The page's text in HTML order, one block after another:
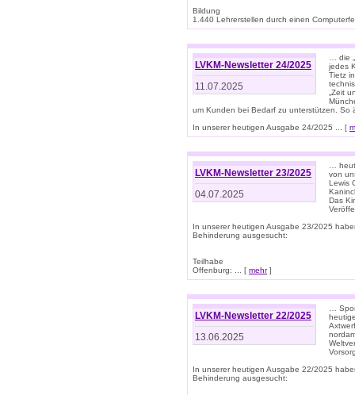
Bildung
1.440 Lehrerstellen durch einen
LVKM-Newsletter 24/2025
11.07.2025
… die
jedes
Tietz
„Zeit
um Kunden bei Bedarf zu unterstützen.
In unserer heutigen Ausgabe 24/2025 ... [
LVKM-Newsletter 23/2025
04.07.2025
…
von
Lewis
Das
In unserer heutigen Ausgabe 23/2025
Behinderung ausgesucht:
Teilhabe
Offenburg: ... [ mehr]
LVKM-Newsletter 22/2025
13.06.2025
…
In unserer heutigen Ausgabe 22/2025
Behinderung ausgesucht: